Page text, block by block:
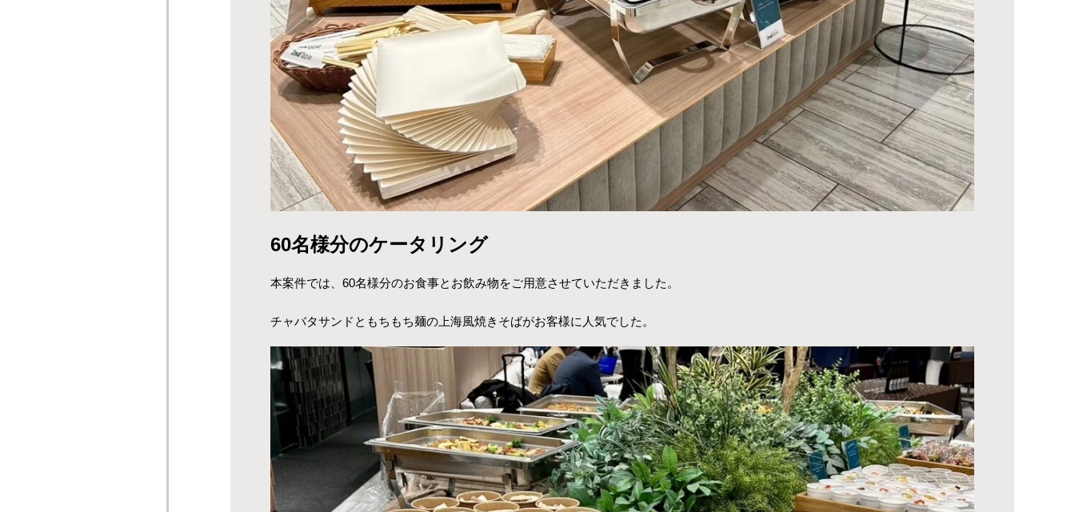
60名様分のケータリング
本案件では、60名様分のお食事とお飲み物をご用意させていただきました。
チャバタサンドともちもち麺の上海風焼きそばがお客様に人気でした。